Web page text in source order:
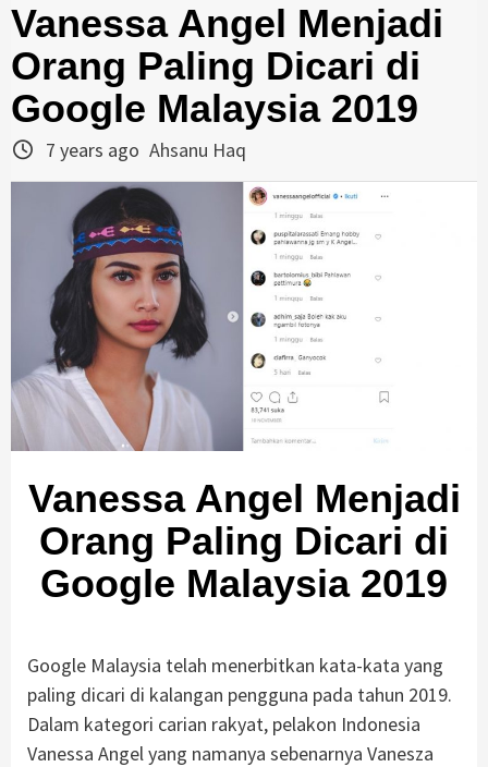
Vanessa Angel Menjadi
Orang Paling Dicari di
Google Malaysia 2019
7 years ago Ahsanu Haq
Vanessa Angel Menjadi
Orang Paling Dicari di
Google Malaysia 2019
Google Malaysia telah menerbitkan kata-kata yang
paling dicari di kalangan pengguna pada tahun 2019.
Dalam kategori carian rakyat, pelakon Indonesia
Vanessa Angel yang namanya sebenarnya Vanesza